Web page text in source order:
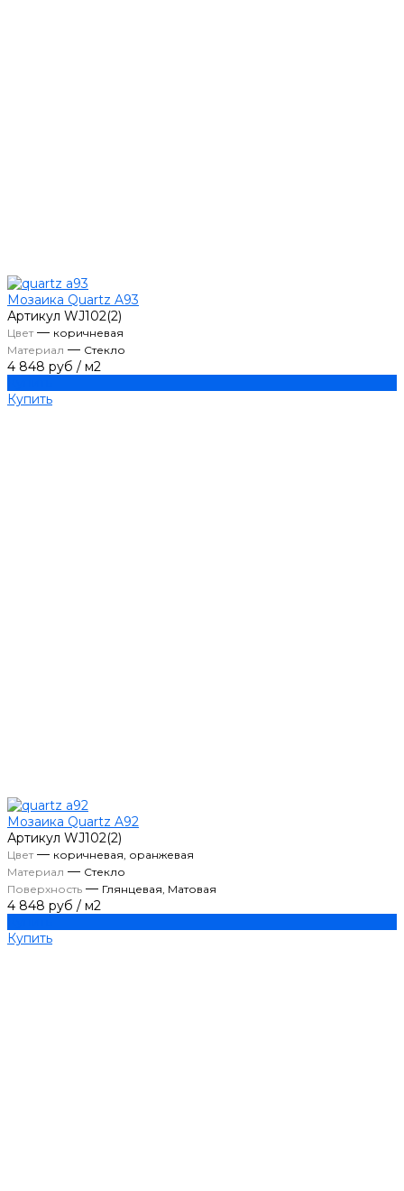
Мозаика Quartz A93
Артикул WJ102(2)
Цвет— коричневая
Материал — Стекло
4 848 руб / м2
Купить
Мозаика Quartz A92
Артикул WJ102(2)
Цвет— коричневая, оранжевая
Материал — Стекло
Поверхность — Глянцевая, Матовая
4 848 руб / м2
Купить